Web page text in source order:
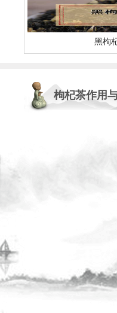
黑枸
枸杞茶作用